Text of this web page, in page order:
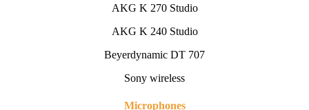
AKG K 270 Studio
AKG K 240 Studio
Beyerdynamic DT 707
Sony wireless
Microphones